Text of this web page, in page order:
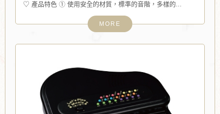
♡ 產品特色 ① 使用安全的材質，標準的音階，多樣的...
MORE